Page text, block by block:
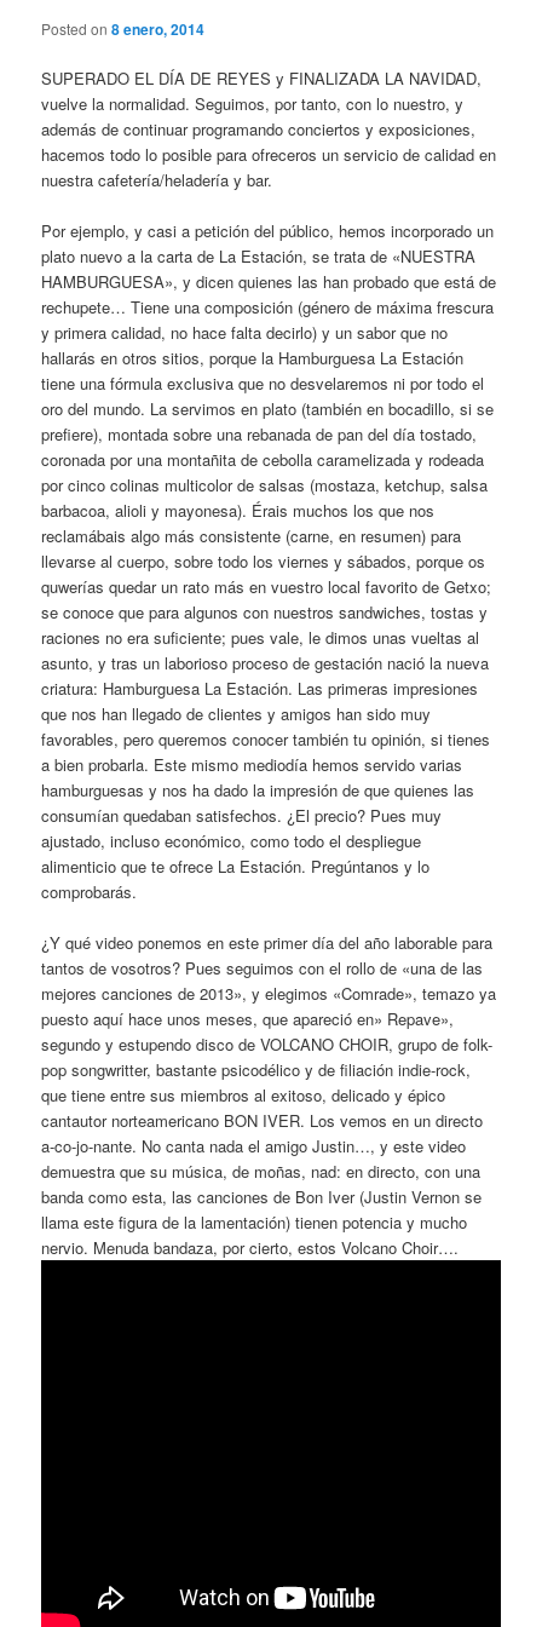
Posted on8 enero, 2014
SUPERADO EL DÍA DE REYES y FINALIZADA LA NAVIDAD,
vuelve la normalidad. Seguimos, por tanto, con lo nuestro, y
además de continuar programando conciertos y exposiciones,
hacemos todo lo posible para ofreceros un servicio de calidad en
nuestra cafetería/heladería y bar.
Por ejemplo, y casi a petición del público, hemos incorporado un
plato nuevo a la carta de La Estación, se trata de «NUESTRA
HAMBURGUESA», y dicen quienes las han probado que está de
rechupete… Tiene una composición (género de máxima frescura
y primera calidad, no hace falta decirlo) y un sabor que no
hallarás en otros sitios, porque la Hamburguesa La Estación
tiene una fórmula exclusiva que no desvelaremos ni por todo el
oro del mundo. La servimos en plato (también en bocadillo, si se
prefiere), montada sobre una rebanada de pan del día tostado,
coronada por una montañita de cebolla caramelizada y rodeada
por cinco colinas multicolor de salsas (mostaza, ketchup, salsa
barbacoa, alioli y mayonesa). Érais muchos los que nos
reclamábais algo más consistente (carne, en resumen) para
llevarse al cuerpo, sobre todo los viernes y sábados, porque os
quwerías quedar un rato más en vuestro local favorito de Getxo;
se conoce que para algunos con nuestros sandwiches, tostas y
raciones no era suficiente; pues vale, le dimos unas vueltas al
asunto, y tras un laborioso proceso de gestación nació la nueva
criatura: Hamburguesa La Estación. Las primeras impresiones
que nos han llegado de clientes y amigos han sido muy
favorables, pero queremos conocer también tu opinión, si tienes
a bien probarla. Este mismo mediodía hemos servido varias
hamburguesas y nos ha dado la impresión de que quienes las
consumían quedaban satisfechos. ¿El precio? Pues muy
ajustado, incluso económico, como todo el despliegue
alimenticio que te ofrece La Estación. Pregúntanos y lo
comprobarás.
¿Y qué video ponemos en este primer día del año laborable para
tantos de vosotros? Pues seguimos con el rollo de «una de las
mejores canciones de 2013», y elegimos «Comrade», temazo ya
puesto aquí hace unos meses, que apareció en» Repave»,
segundo y estupendo disco de VOLCANO CHOIR, grupo de folk-
pop songwritter, bastante psicodélico y de filiación indie-rock,
que tiene entre sus miembros al exitoso, delicado y épico
cantautor norteamericano BON IVER. Los vemos en un directo
a-co-jo-nante. No canta nada el amigo Justin…, y este video
demuestra que su música, de moñas, nad: en directo, con una
banda como esta, las canciones de Bon Iver (Justin Vernon se
llama este figura de la lamentación) tienen potencia y mucho
nervio. Menuda bandaza, por cierto, estos Volcano Choir….